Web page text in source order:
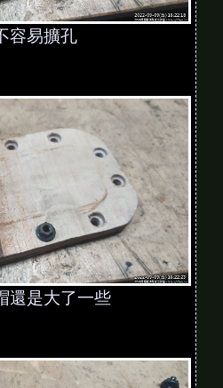
容易擴孔
還是大了一些